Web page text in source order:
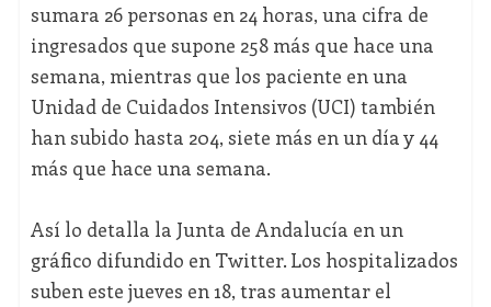
sumara 26 personas en 24 horas, una cifra de
ingresados que supone 258 más que hace una
semana, mientras que los paciente en una
Unidad de Cuidados Intensivos (UCI) también
han subido hasta 204, siete más en un día y 44
más que hace una semana.
Así lo detalla la Junta de Andalucía en un
gráfico difundido en Twitter. Los hospitalizados
suben este jueves en 18, tras aumentar el